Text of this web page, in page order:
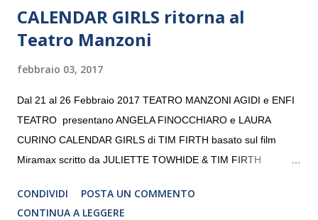
CALENDAR GIRLS ritorna al
Teatro Manzoni
febbraio 03, 2017
Dal 21 al 26 Febbraio 2017 TEATRO MANZONI AGIDI e ENFI
TEATRO presentano ANGELA FINOCCHIARO e LAURA
CURINO CALENDAR GIRLS di TIM FIRTH basato sul film
Miramax scritto da JULIETTE TOWHIDE & TIM FIRTH
CRISTINA PEZZOLI
CONDIVIDI
POSTA UN COMMENTO
CONTINUA A LEGGERE